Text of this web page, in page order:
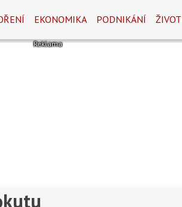
EKONOMIKA PODNIKÁNÍ